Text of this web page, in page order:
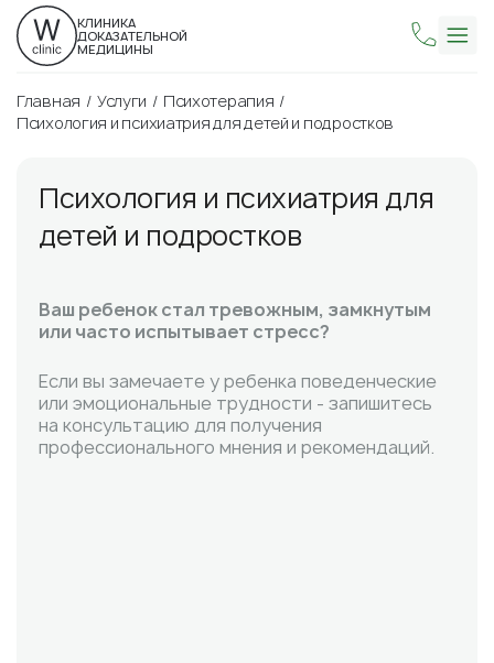
КЛИНИКА
ДОКАЗАТЕЛЬНОЙ
МЕДИЦИНЫ
Главная Услуги
Психотерапия
Психология и психиатрия для детей и подростков
Психология и психиатрия для
детей и подростков
Ваш ребенок стал тревожным, замкнутым
или часто испытывает стресс?
Если вы замечаете у ребенка поведенческие
или эмоциональные трудности - запишитесь
на консультацию для получения
профессионального мнения и рекомендаций.